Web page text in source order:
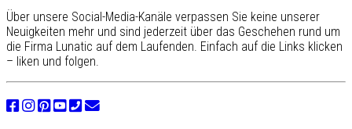
Über unsere Social-Media-Kanäle verpassen Sie keine unserer
Neuigkeiten mehr und sind jederzeit über das Geschehen rund um
die Firma Lunatic auf dem Laufenden. Einfach auf die Links klicken
– liken und folgen.